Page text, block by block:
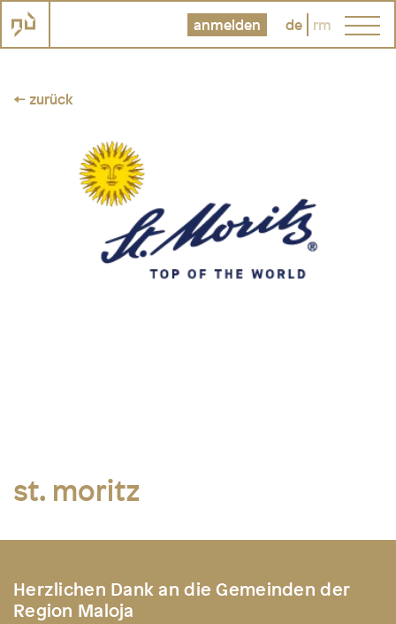
anmelden de rm
← zurück
st. moritz
Herzlichen Dank an die Gemeinden der
Region Maloja